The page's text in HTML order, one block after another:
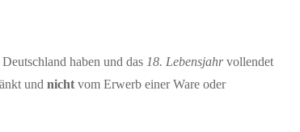
haben und das 18. Lebensjahrvollendet
und nicht vom Erwerb einer Ware oder